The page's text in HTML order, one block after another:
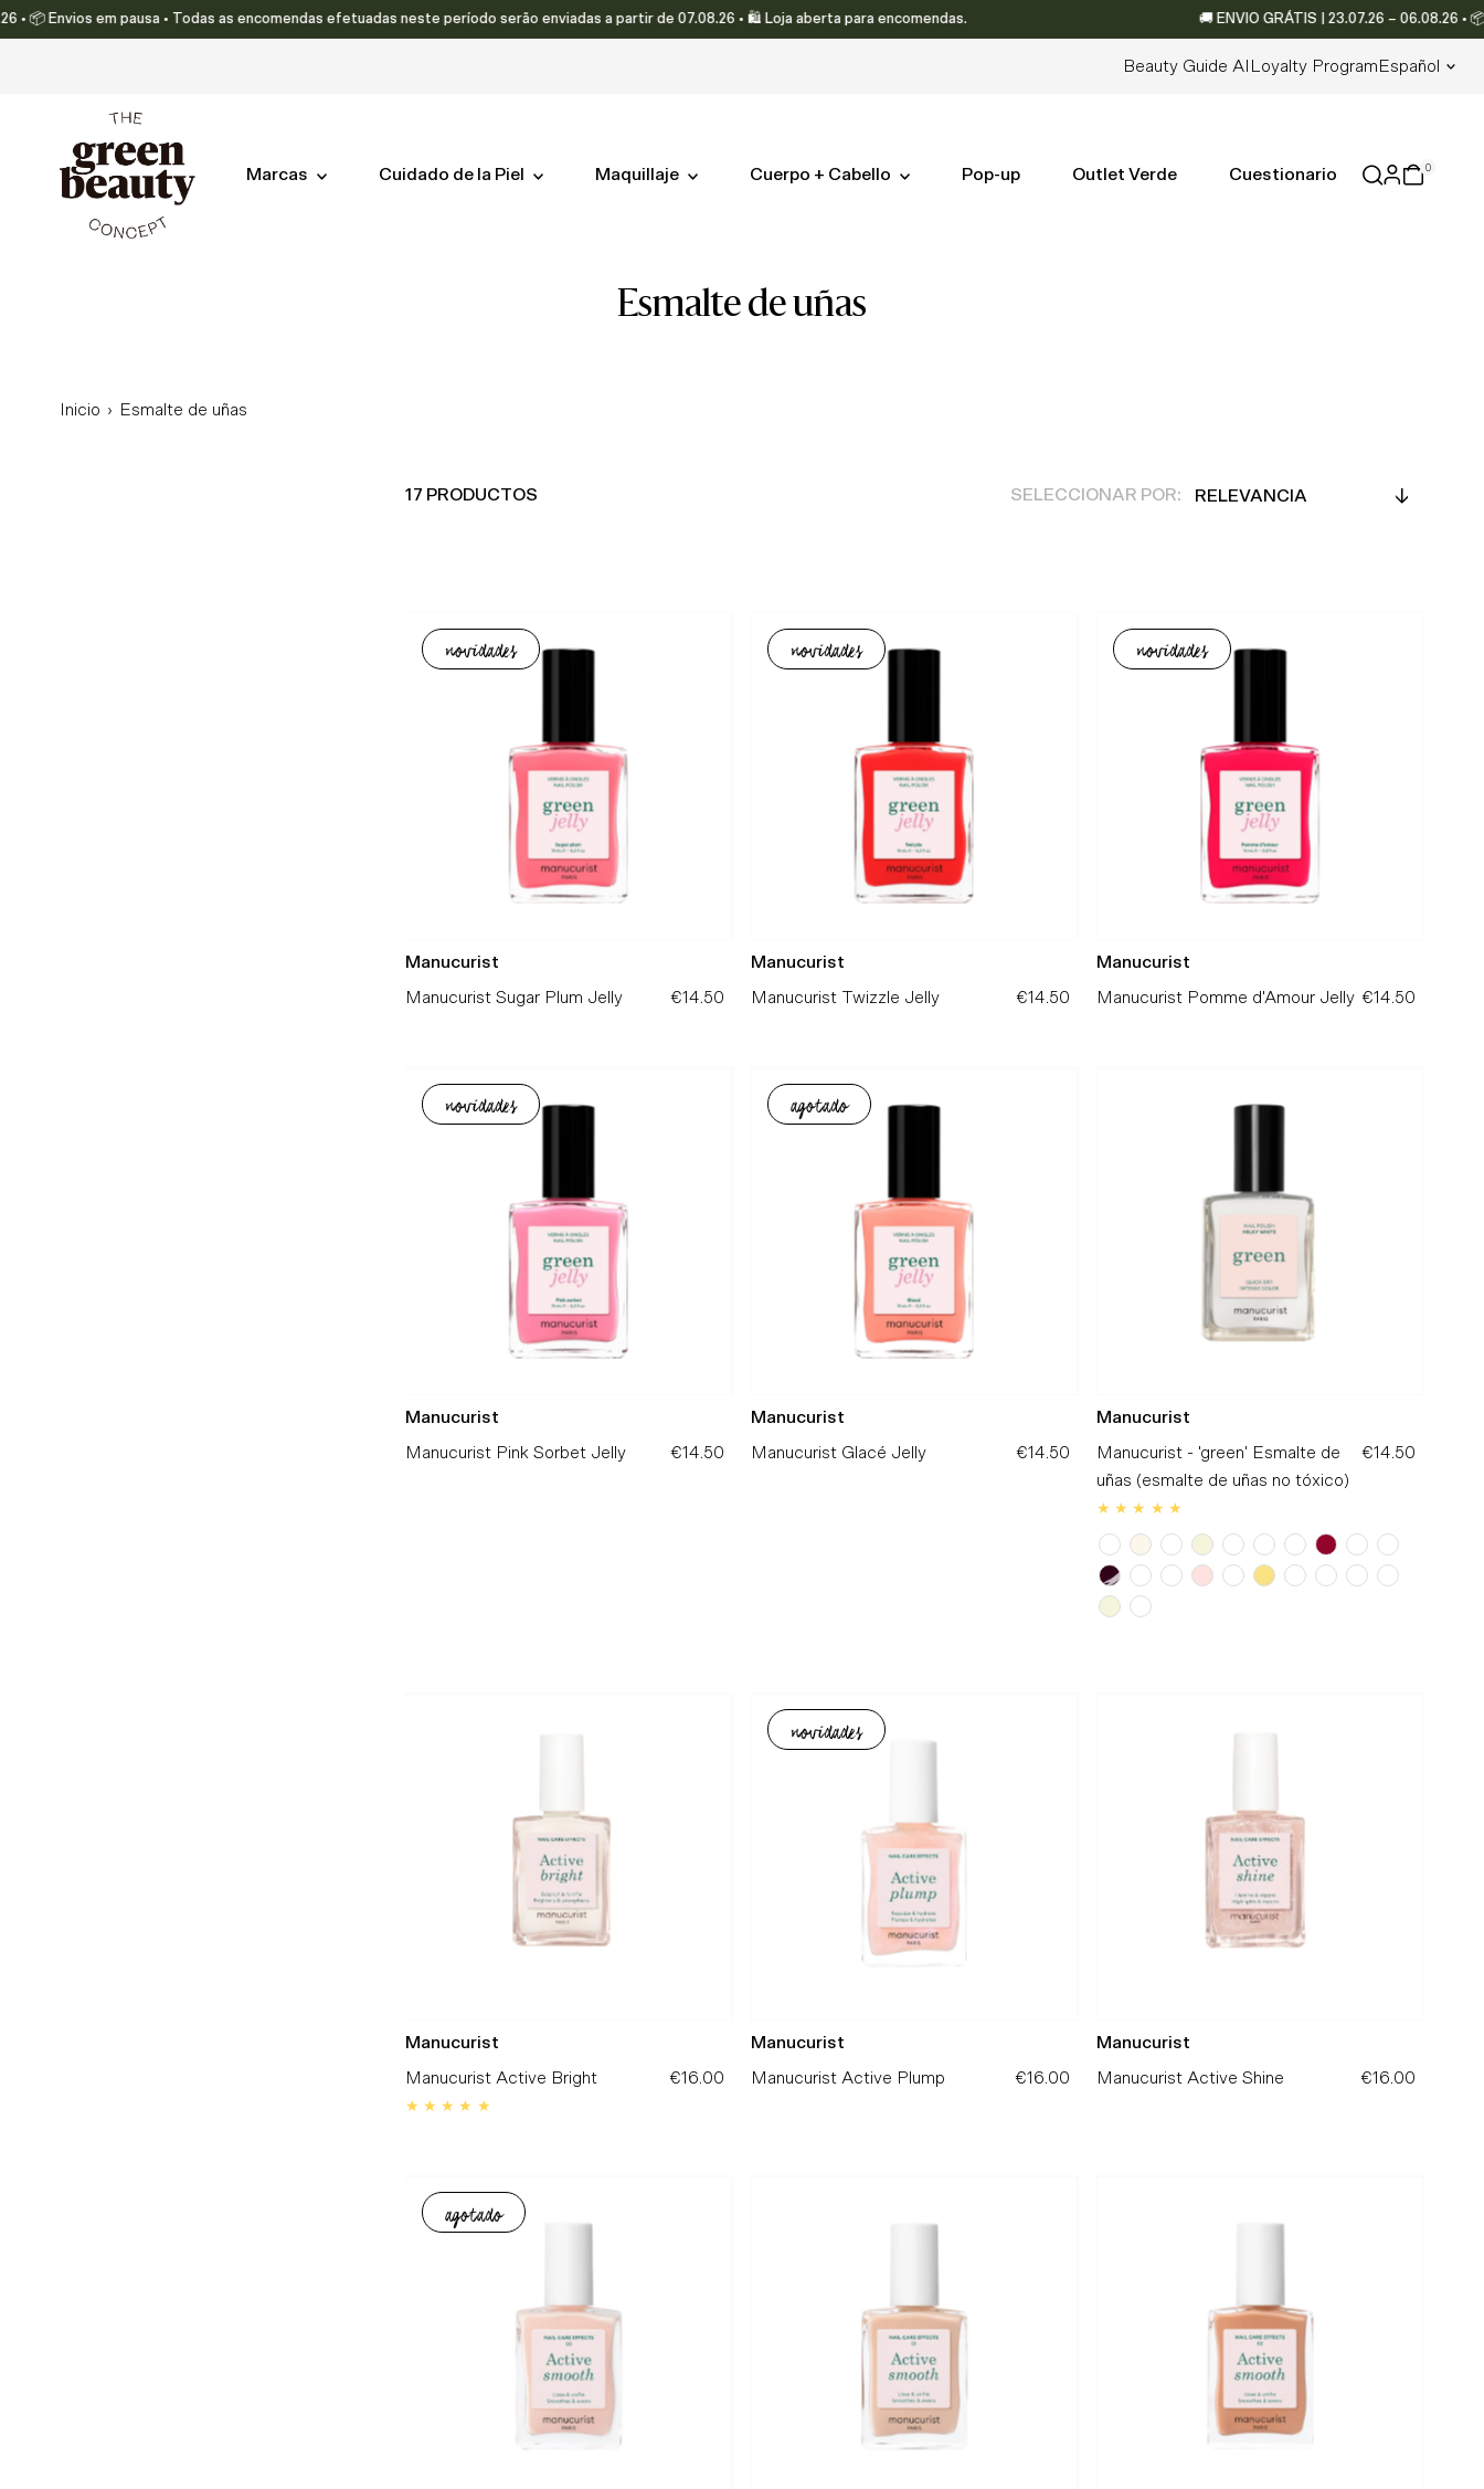
Ir directamente al contenido
Envios em pausa • Todas as encomendas efetuadas neste período serão enviadas a partir de 07.08.26 • 🛍️ Loja aberta para encomendas. 🚚 ENVIO GRÁTIS | 23.07.26 – 06.08.26 • 📦
Beauty Guide AI Loyalty ProgramEspañol
Marcas Cuidado de la Piel Maquillaje Cuerpo + Cabello Pop-up Outlet Verde Cuestionario 0
esmalte de uñas
Inicio › Esmalte de uñas
17 PRODUCTOS SELECCIONAR POR:
Alfabéticamente, A-Z
Precio, mayor a menor
Fecha: antiguo(a) a
reciente
Fecha: reciente a
antiguo(a)
novidades
Manucurist
Manucurist Sugar Plum Jelly
Precio
€14.50
novidades
Manucurist
Manucurist Twizzle Jelly
Precio
€14.50
novidades
Manucurist
Manucurist Pomme d'Amour Jelly
Precio
€14.50
novidades
Manucurist
Manucurist Pink Sorbet Jelly
Precio
€14.50
agotado
Manucurist
Manucurist Glacé Jelly
Precio
normal
€14.50
Manucurist
Manucurist - 'green' Esmalte de
uñas (esmalte de uñas no tóxico)
Precio
€14.50
Manucurist
Manucurist Active Bright
Precio
€16.00
novidades
Manucurist
Manucurist Active Plump
Precio
€16.00
Manucurist
Manucurist Active Shine
Precio
€16.00
agotado